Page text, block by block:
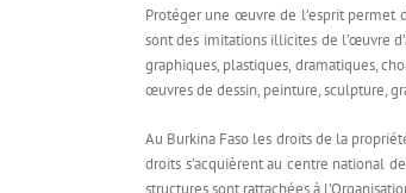
Protéger une œuvre de l’esprit permet
sont des imitations illicites de l’œuvre
graphiques, plastiques, dramatiques,
œuvres de dessin, peinture, sculpture,
Au Burkina Faso les droits de la
droits s’acquièrent au centre national
structures sont rattachées à